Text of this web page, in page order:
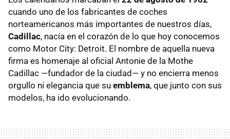
cuando uno de los fabricantes de coches
norteamericanos más importantes de nuestros días,
Cadillac, nacía en el corazón de lo que hoy conocemos
como Motor City: Detroit. El nombre de aquella nueva
firma es homenaje al oficial Antonie de la Mothe
Cadillac —fundador de la ciudad— y no encierra menos
orgullo ni elegancia que su emblema, que junto con sus
modelos, ha ido evolucionando.